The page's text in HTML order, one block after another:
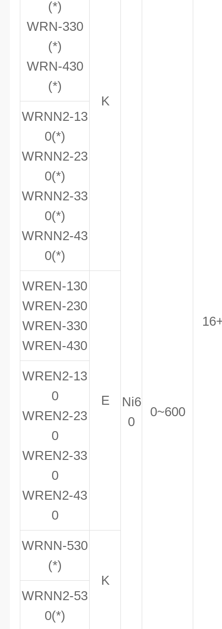
(*)
WRN-330
(*)
WRN-430
(*)
K
Ni6
0
0~600
WRNN2-13
0(*)
WRNN2-23
0(*)
WRNN2-33
0(*)
WRNN2-43
0(*)
WREN-130
WREN-230
WREN-330
WREN-430
E
WREN2-13
0
WREN2-23
0
WREN2-33
0
WREN2-43
0
WRNN-530
(*)
K
WRNN2-53
0(*)